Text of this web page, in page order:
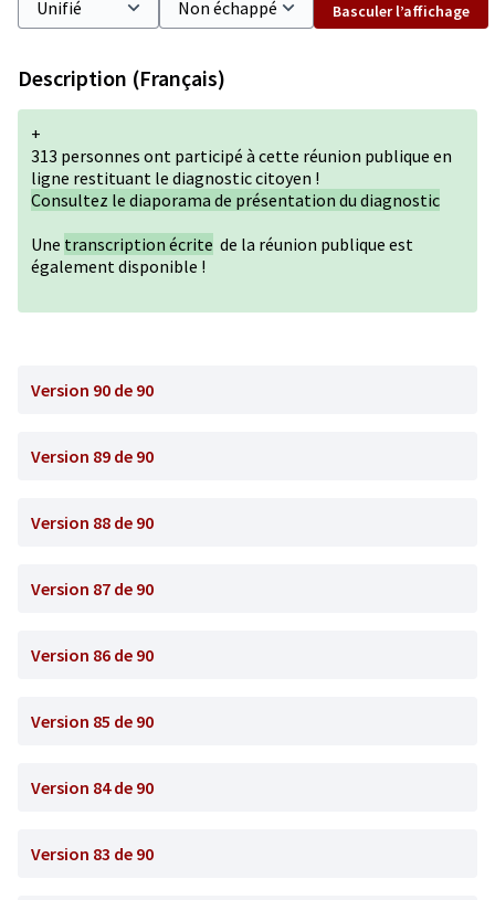
Basculer l’affichage
Description (Français)
+
313 personnes ont participé à cette réunion publique en
ligne restituant le diagnostic citoyen !
Consultez le diaporama de présentation du diagnostic
Une transcription écrite de la réunion publique est
également disponible !
Version 90 de 90
Version 89 de 90
Version 88 de 90
Version 87 de 90
Version 86 de 90
Version 85 de 90
Version 84 de 90
Version 83 de 90